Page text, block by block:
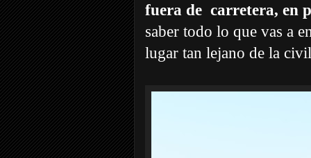
fuera de carretera, en
saber todo lo que vas a
lugar tan lejano de la